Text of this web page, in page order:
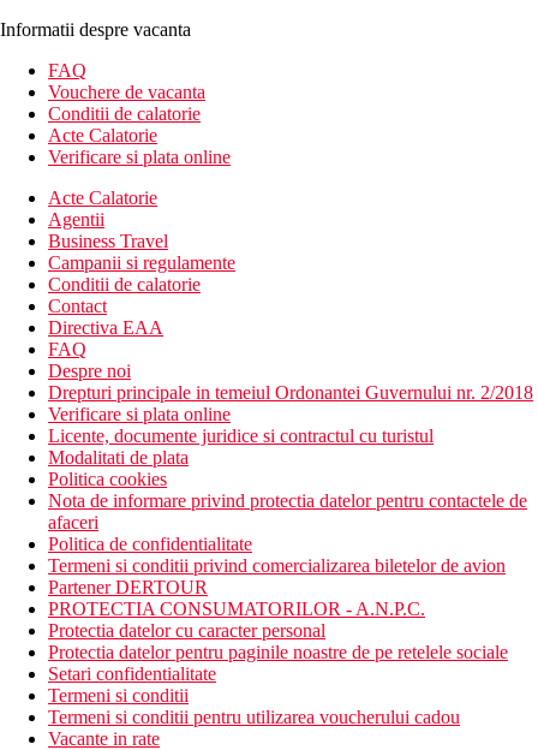
Informatii despre vacanta
FAQ
Vouchere de vacanta
Conditii de calatorie
Acte Calatorie
Verificare si plata online
Acte Calatorie
Agentii
Business Travel
Campanii si regulamente
Conditii de calatorie
Contact
Directiva EAA
FAQ
Despre noi
Drepturi principale in temeiul Ordonantei Guvernului nr. 2/2018
Verificare si plata online
Licente, documente juridice si contractul cu turistul
Modalitati de plata
Politica cookies
Nota de informare privind protectia datelor pentru contactele de
afaceri
Politica de confidentialitate
Termeni si conditii privind comercializarea biletelor de avion
Partener DERTOUR
PROTECTIA CONSUMATORILOR - A.N.P.C.
Protectia datelor cu caracter personal
Protectia datelor pentru paginile noastre de pe retelele sociale
Setari confidentialitate
Termeni si conditii
Termeni si conditii pentru utilizarea voucherului cadou
Vacante in rate